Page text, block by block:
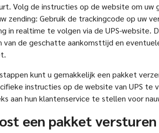
Volg de instructies op de website om
zending: Gebruik de trackingcode op uw
in realtime te volgen via de UPS-
van de geschatte aankomsttijd en
kunt u gemakkelijk een pakket
instructies op de website van UPS te
aan hun klantenservice te stellen voor
een pakket versturen